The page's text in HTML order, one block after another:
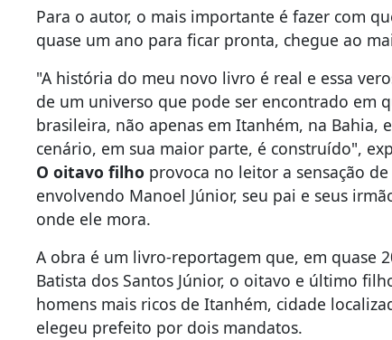
Para o autor, o mais importante é fazer com
quase um ano para ficar pronta, chegue ao
"A história do meu novo livro é real e essa
de um universo que pode ser encontrado em
brasileira, não apenas em Itanhém, na Bahia,
cenário, em sua maior parte, é construído",
O oitavo filho provoca no leitor a sensação
envolvendo Manoel Júnior, seu pai e seus
onde ele mora.
A obra é um livro-reportagem que, em quase
Batista dos Santos Júnior, o oitavo e último
homens mais ricos de Itanhém, cidade
elegeu prefeito por dois mandatos.